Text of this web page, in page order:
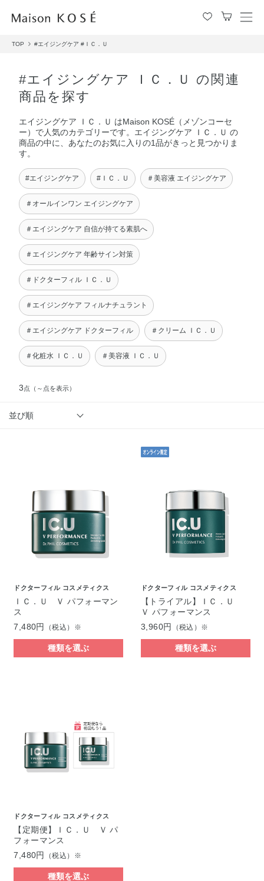
メ
TOP #エイジングケア #ＩＣ．Ｕ
#エイジングケア ＩＣ．Ｕ の関連
商品を探す
エイジングケア ＩＣ．Ｕ はMaison KOSÉ（メゾンコーセ
ー）で人気のカテゴリーです。エイジングケア ＩＣ．Ｕ の
商品の中に、あなたのお気に入りの1品がきっと見つかりま
す。
#エイジングケア #ＩＣ．Ｕ ＃美容液 エイジングケア
＃オールインワン エイジングケア
＃エイジングケア 自信が持てる素肌へ
＃エイジングケア 年齢サイン対策
＃ドクターフィル ＩＣ．Ｕ
＃エイジングケア フィルナチュラント
＃エイジングケア ドクターフィル ＃クリーム ＩＣ．Ｕ
＃化粧水 ＩＣ．Ｕ ＃美容液 ＩＣ．Ｕ
3点 （～点を表示）
並び順
ドクターフィル コスメティクス
ＩＣ．Ｕ Ｖ パフォーマン
ス
7,480円
（税込）※
種類を選ぶ
ドクターフィル コスメティクス
【トライアル】ＩＣ．Ｕ
Ｖ パフォーマンス
3,960円
（税込）※
種類を選ぶ
ドクターフィル コスメティクス
【定期便】ＩＣ．Ｕ Ｖ パ
フォーマンス
7,480円
（税込）※
種類を選ぶ